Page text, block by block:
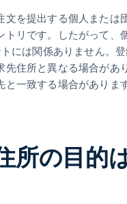
文を提出する個人または
トリです。したがって、
には関係ありません。
先住所と異なる場合があ
一致する場合があります
所の目的